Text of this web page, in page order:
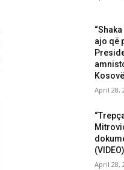
ajo që
April 28,
(VIDEO)
April 28,